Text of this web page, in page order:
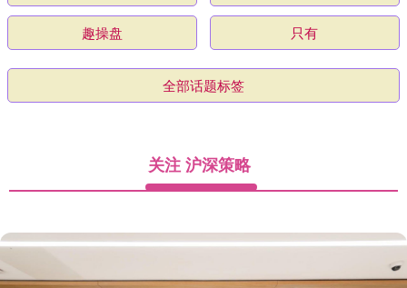
趣操盘 只有
全部话题标签
关注 沪深策略